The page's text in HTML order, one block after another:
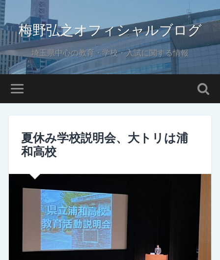
梅野弘之オフィシャルブログ
埼玉県中心の教育・学校・入試に関する情報
夏休み学校説明会、大トリは浦
和高校